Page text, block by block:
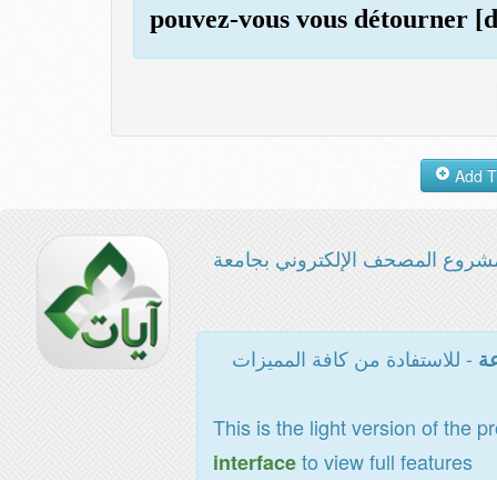
pouvez-vous vous détourner
المصحف الإلكتروني بجامعة
- للاستفادة من كافة المميزات
This is the light version of the
interfaceto view full features